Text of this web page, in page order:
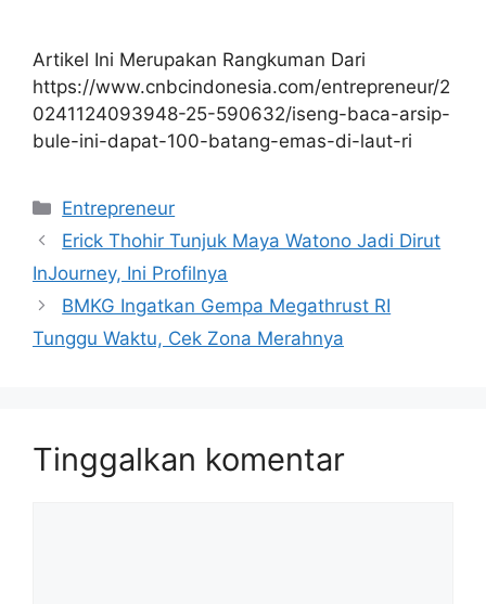
Artikel Ini Merupakan Rangkuman Dari
https://www.cnbcindonesia.com/entrepreneur/2
0241124093948-25-590632/iseng-baca-arsip-
bule-ini-dapat-100-batang-emas-di-laut-ri
Kategori
Entrepreneur
Erick Thohir Tunjuk Maya Watono Jadi Dirut
InJourney, Ini Profilnya
BMKG Ingatkan Gempa Megathrust RI
Tunggu Waktu, Cek Zona Merahnya
Tinggalkan komentar